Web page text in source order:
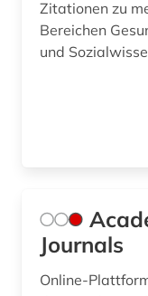
budget (1)
Zitationen zu
Bereichen
und
Journals
Online-